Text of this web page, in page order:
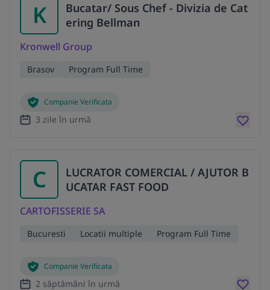
K
Bucatar/ Sous Chef - Divizia de Cat
ering Bellman
Kronwell Group
Brasov Program Full Time
Companie Verificata
3 zile în urmă
C
LUCRATOR COMERCIAL / AJUTOR B
UCATAR FAST FOOD
CARTOFISSERIE SA
Bucuresti Locatii multiple Program Full Time
Companie Verificata
2 săptămâni în urmă